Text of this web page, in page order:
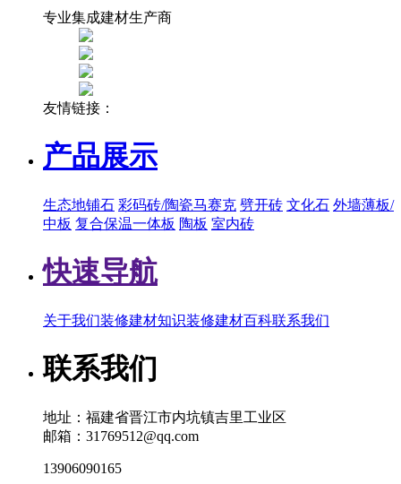
专业集成建材生产商
友情链接：
产品展示
生态地铺石 彩码砖/陶瓷马赛克 劈开砖 文化石 外墙薄板/
中板 复合保温一体板 陶板 室内砖
快速导航
关于我们装修建材知识装修建材百科联系我们
联系我们
地址：福建省晋江市内坑镇吉里工业区
邮箱：31769512@qq.com
13906090165